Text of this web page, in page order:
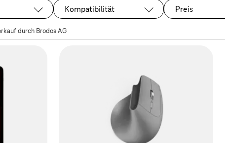
Kompatibilität Preis
durch Brodos AG